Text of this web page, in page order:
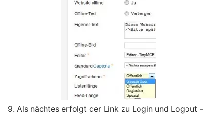
9. Als nächtes erfolgt der Link zu Login und Logout –